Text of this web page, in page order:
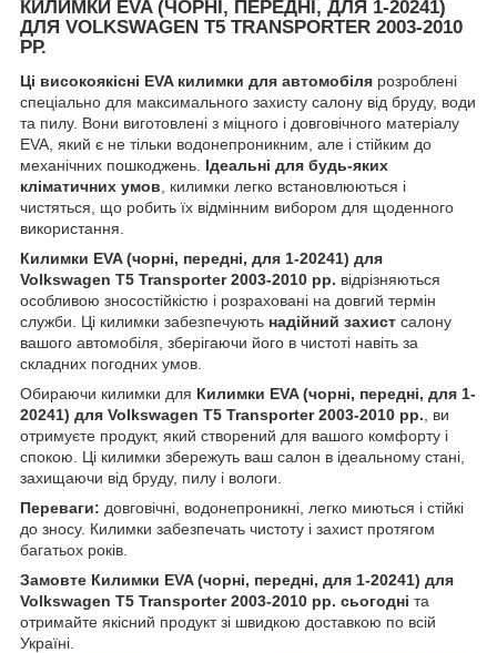
КИЛИМКИ EVA (ЧОРНІ, ПЕРЕДНІ, ДЛЯ 1-20241)
ДЛЯ VOLKSWAGEN T5 TRANSPORTER 2003-2010
РР.
Ці високоякісні EVA килимки для автомобіля розроблені
спеціально для максимального захисту салону від бруду, води
та пилу. Вони виготовлені з міцного і довговічного матеріалу
EVA, який є не тільки водонепроникним, але і стійким до
механічних пошкоджень. Ідеальні для будь-яких
кліматичних умов , килимки легко встановлюються і
чистяться, що робить їх відмінним вибором для щоденного
використання.
Килимки EVA (чорні, передні, для 1-20241) для
Volkswagen T5 Transporter 2003-2010 рр. відрізняються
особливою зносостійкістю і розраховані на довгий термін
служби. Ці килимки забезпечують надійний захист салону
вашого автомобіля, зберігаючи його в чистоті навіть за
складних погодних умов.
Обираючи килимки для Килимки EVA (чорні, передні, для 1-
20241) для Volkswagen T5 Transporter 2003-2010 рр. , ви
отримуєте продукт, який створений для вашого комфорту і
спокою. Ці килимки збережуть ваш салон в ідеальному стані,
захищаючи від бруду, пилу і вологи.
Переваги: довговічні, водонепроникні, легко миються і стійкі
до зносу. Килимки забезпечать чистоту і захист протягом
багатьох років.
Замовте Килимки EVA (чорні, передні, для 1-20241) для
Volkswagen T5 Transporter 2003-2010 рр. сьогодні та
отримайте якісний продукт зі швидкою доставкою по всій
Україні.